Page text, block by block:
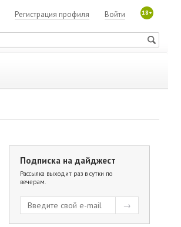
18+
Войти
Регистрация профиля
Подписка на дайджест
Рассылка выходит раз в сутки по
вечерам.